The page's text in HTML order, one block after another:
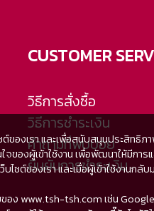
CUSTOMER
วิธีการสั่งซื้อ
วิธีการชำระเงิน
คำถามที่พบบ่อย
ยืนยันการชำระเงิน
เรา และเพื่อสนับสนุนประสิทธิภา
จของผู้เข้าใช้งาน เพื่อพัฒนาให้มี
ต์ของเรา และเมื่อผู้เข้าใช้งานกลั
ของ www.tsh-tsh.com เช่น